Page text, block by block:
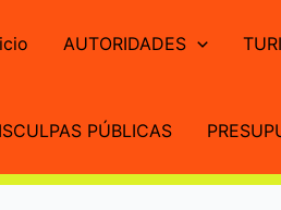
AUTORIDADES
PÚBLICAS